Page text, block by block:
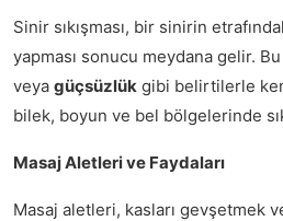
Sinir sıkışması, bir sinirin
yapması sonucu meydana gelir.
veya güçsüzlük gibi belirtilerle
bilek, boyun ve bel bölgelerinde
Masaj Aletleri ve Faydaları
Masaj aletleri, kasları gevşetmek